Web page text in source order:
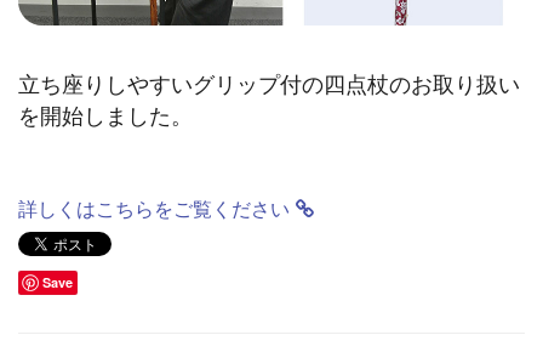
立ち座りしやすいグリップ付の四点杖のお取り扱い
を開始しました。
詳しくはこちらをご覧ください
Save